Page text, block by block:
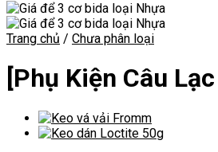
Trang chủ / Chưa phân loại
[Phụ Kiện Câu